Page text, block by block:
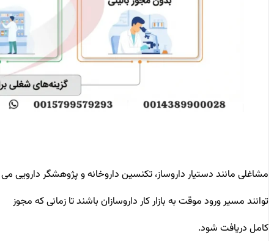
مشاغلی مانند دستیار داروساز، تکنسین داروخانه و پژوهشگر دارویی می‌
توانند مسیر ورود موقت به بازار کار داروسازان باشند تا زمانی که مجوز
کامل دریافت شود.